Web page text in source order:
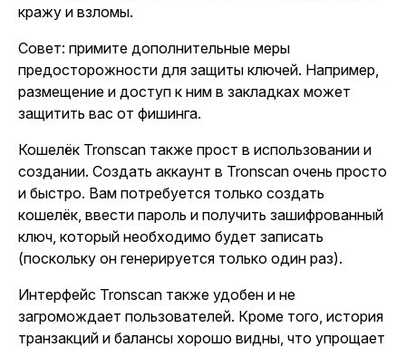
кражу и взломы.
Совет: примите дополнительные меры
предосторожности для защиты ключей. Например,
размещение и доступ к ним в закладках может
защитить вас от фишинга.
Кошелёк Tronscan также прост в использовании и
создании. Создать аккаунт в Tronscan очень просто
и быстро. Вам потребуется только создать
кошелёк, ввести пароль и получить зашифрованный
ключ, который необходимо будет записать
(поскольку он генерируется только один раз).
Интерфейс Tronscan также удобен и не
загромождает пользователей. Кроме того, история
транзакций и балансы хорошо видны, что упрощает